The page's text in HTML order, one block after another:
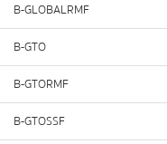
B-GLOBALRMF
B-GTO
B-GTORMF
B-GTOSSF